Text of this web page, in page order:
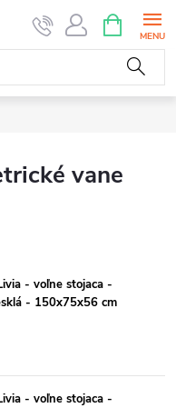
KOŠÍK
vane
- voľne stojaca -
- 150x75x56 cm
- voľne stojaca -